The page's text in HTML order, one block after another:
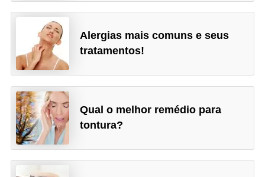
Alergias mais comuns e seus
tratamentos!
Qual o melhor remédio para
tontura?